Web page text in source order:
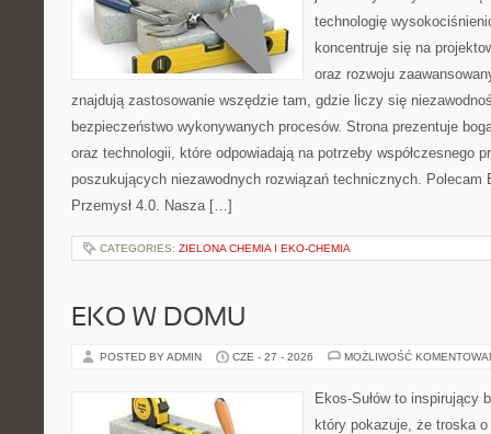
technologię
koncentruje się na
oraz rozwoju
znajdują zastosowanie wszędzie tam, gdzie liczy się
bezpieczeństwo wykonywanych procesów. Strona prezentuje
oraz technologii, które odpowiadają na potrzeby współczesnego
poszukujących niezawodnych rozwiązań technicznych. Polecam
Przemysł 4.0. Nasza […]
CATEGORIES: ZIELONA CHEMIA I EKO-CHEMIA
EKO W DOMU
POSTED BY ADMIN CZE - 27 - 2026 MOŻLIWOŚĆ
Ekos-Sułów to inspirujący
który pokazuje, że troska